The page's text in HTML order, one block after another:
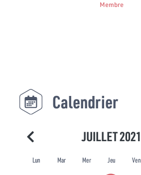
Membre
Calendrier
JUILLET 2021
Lun Mar Mer Jeu Ven